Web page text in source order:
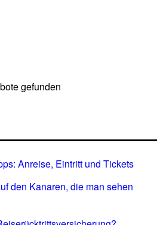
gefunden
Anreise, Eintritt und Tickets
den Kanaren, die man sehen